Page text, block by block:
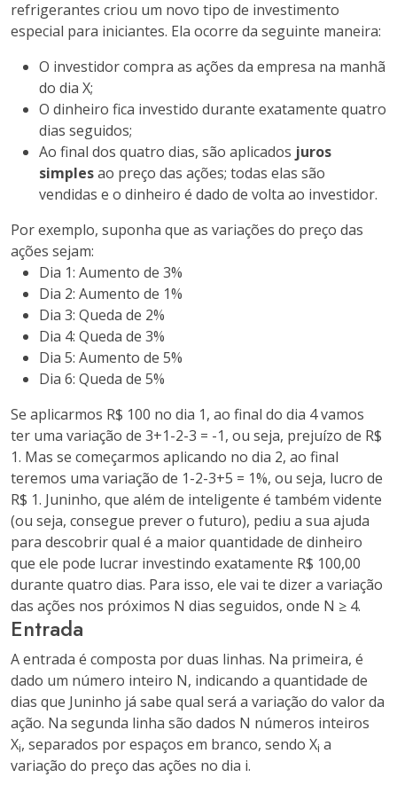
refrigerantes criou um novo tipo de investimento
especial para iniciantes. Ela ocorre da seguinte maneira:
O investidor compra as ações da empresa na manhã
do dia X;
O dinheiro fica investido durante exatamente quatro
dias seguidos;
Ao final dos quatro dias, são aplicados juros
simplesao preço das ações; todas elas são
vendidas e o dinheiro é dado de volta ao investidor.
Por exemplo, suponha que as variações do preço das
ações sejam:
Dia 1: Aumento de 3%
Dia 2: Aumento de 1%
Dia 3: Queda de 2%
Dia 4: Queda de 3%
Dia 5: Aumento de 5%
Dia 6: Queda de 5%
Se aplicarmos R$ 100 no dia 1, ao final do dia 4 vamos
ter uma variação de 3+1-2-3 = -1, ou seja, prejuízo de R$
1. Mas se começarmos aplicando no dia 2, ao final
teremos uma variação de 1-2-3+5 = 1%, ou seja, lucro de
R$ 1. Juninho, que além de inteligente é também vidente
(ou seja, consegue prever o futuro), pediu a sua ajuda
para descobrir qual é a maior quantidade de dinheiro
que ele pode lucrar investindo exatamente R$ 100,00
durante quatro dias. Para isso, ele vai te dizer a variação
das ações nos próximos N dias seguidos, onde N ≥ 4.
Entrada
A entrada é composta por duas linhas. Na primeira, é
dado um número inteiro N, indicando a quantidade de
dias que Juninho já sabe qual será a variação do valor da
ação. Na segunda linha são dados N números inteiros
Xi, separados por espaços em branco, sendo Xi a
variação do preço das ações no dia i.